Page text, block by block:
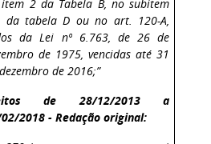
2 da Tabela B, no subitem
da tabela D ou no art. 120-A,
da Lei nº 6.763, de 26 de
de 1975, vencidas até 31
de 2016;”
de 28/12/2013 a
2018 - Redação original: